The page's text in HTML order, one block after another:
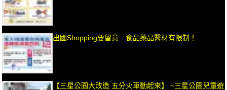
出國Shopping要留意 食品藥品醫材有限制！
【三星公園大改造 五分火車動起來】 ~三星公園兒童遊